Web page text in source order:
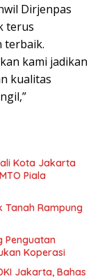
Dirjenpas
terus
terbaik.
kami jadikan
kualitas
Kota Jakarta
Piala
Tanah Rampung
Penguatan
Koperasi
Jakarta, Bahas